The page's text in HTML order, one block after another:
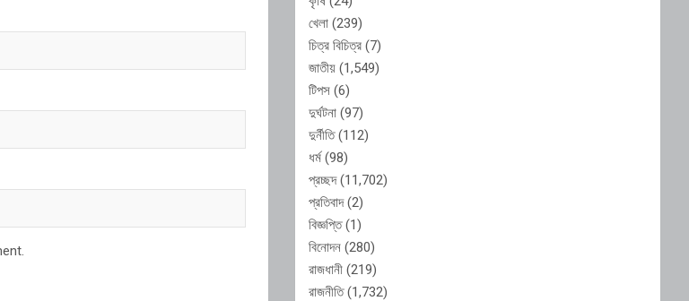
খেলা (239)
চিত্র বিচিত্র (7)
জাতীয় (1,549)
টিপস (6)
দুর্ঘটনা (97)
দুর্নীতি(112)
ধর্ম(98)
প্রচ্ছদ(11,702)
প্রতিবাদ(2)
বিজ্ঞপ্তি(1)
বিনোদন (280)
রাজধানী (219)
রাজনীতি(1,732)